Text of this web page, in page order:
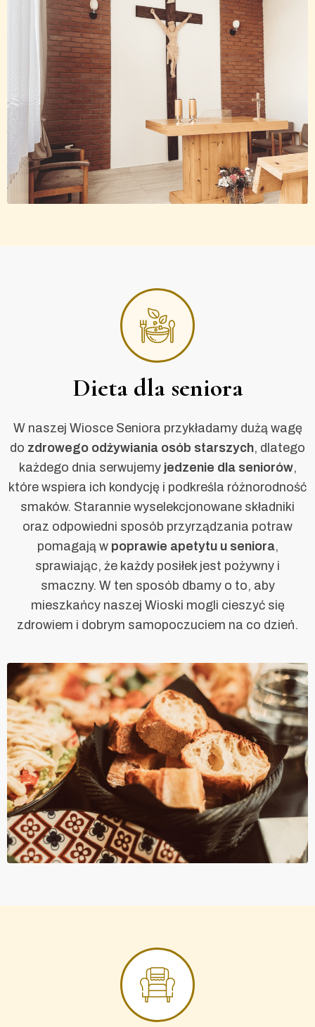
Dieta dla seniora
W naszej Wiosce Seniora przykładamy dużą wagę
do zdrowego odżywiania osób starszych, dlatego
każdego dnia serwujemy jedzenie dla seniorów,
które wspiera ich kondycję i podkreśla różnorodność
smaków. Starannie wyselekcjonowane składniki
oraz odpowiedni sposób przyrządzania potraw
pomagają w poprawie apetytu u seniora,
sprawiając, że każdy posiłek jest pożywny i
smaczny. W ten sposób dbamy o to, aby
mieszkańcy naszej Wioski mogli cieszyć się
zdrowiem i dobrym samopoczuciem na co dzień.